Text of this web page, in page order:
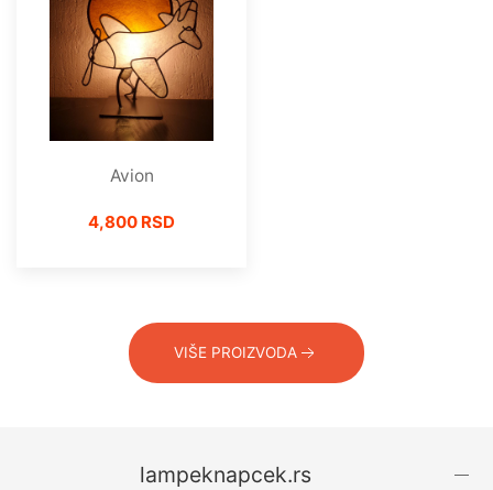
Avion
4,800 RSD
VIŠE PROIZVODA
lampeknapcek.rs